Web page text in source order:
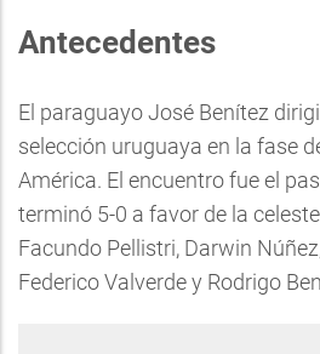
Antecedentes
El paraguayo José Benítez
selección uruguaya en la fase
América. El encuentro fue el
terminó 5-0 a favor de la
Facundo Pellistri, Darwin
Federico Valverde y Rodrigo